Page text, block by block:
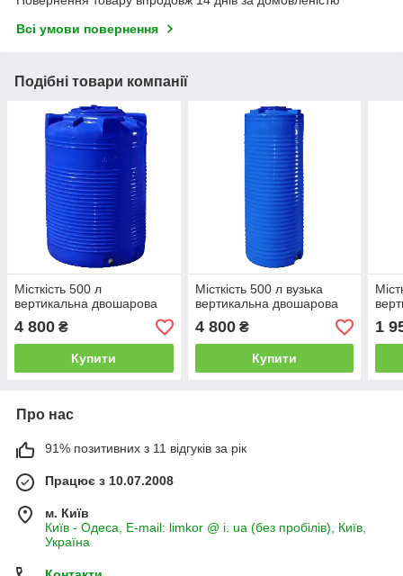
Всі умови повернення
Подібні товари компанії
Місткість 500 л
вертикальна двошарова
4 800 ₴
Купити
Місткість 500 л вузька
вертикальна двошарова
4 800₴
Купити
1
Про нас
91% позитивних з 11 відгуків за рік
Працює з 10.07.2008
м. Київ
Київ - Одеса, E-mail: limkor @ i. ua (без пробілів), Київ,
Україна